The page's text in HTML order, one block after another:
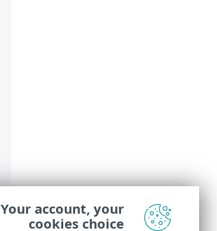
Your account, your
cookies choice